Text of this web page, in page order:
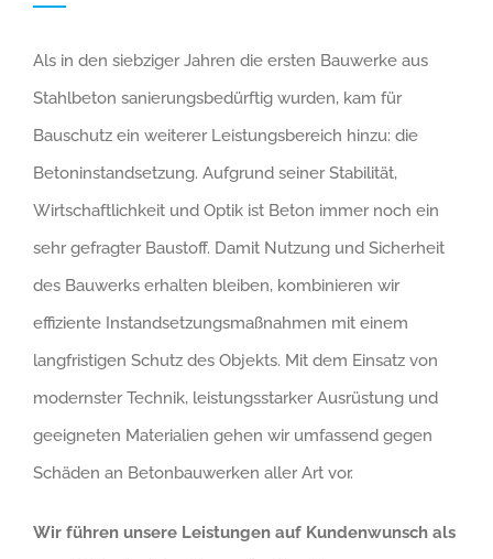
Als in den siebziger Jahren die ersten Bauwerke aus
Stahlbeton sanierungsbedürftig wurden, kam für
Bauschutz ein weiterer Leistungsbereich hinzu: die
Betoninstandsetzung. Aufgrund seiner Stabilität,
Wirtschaftlichkeit und Optik ist Beton immer noch ein
sehr gefragter Baustoff. Damit Nutzung und Sicherheit
des Bauwerks erhalten bleiben, kombinieren wir
effiziente Instandsetzungsmaßnahmen mit einem
langfristigen Schutz des Objekts. Mit dem Einsatz von
modernster Technik, leistungsstarker Ausrüstung und
geeigneten Materialien gehen wir umfassend gegen
Schäden an Betonbauwerken aller Art vor.
Wir führen unsere Leistungen auf Kundenwunsch als